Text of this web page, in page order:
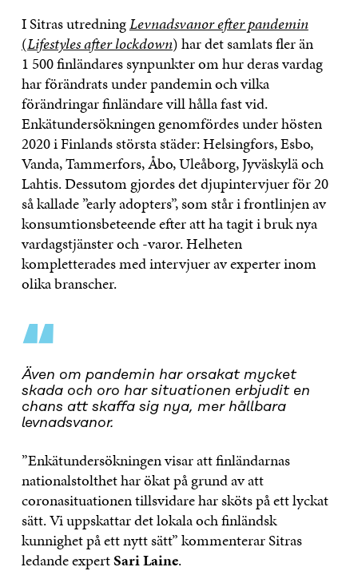
I Sitras utredningLevnadsvanor efter pandemin
(Lifestyles after lockdown) har det samlats fler än
1 500 finländares synpunkter om hur deras vardag
har förändrats under pandemin och vilka
förändringar finländare vill hålla fast vid.
Enkätundersökningen genomfördes under hösten
2020 i Finlands största städer: Helsingfors, Esbo,
Vanda, Tammerfors, Åbo, Uleåborg, Jyväskylä och
Lahtis. Dessutom gjordes det djupintervjuer för 20
så kallade ”early adopters”, som står i frontlinjen av
konsumtionsbeteende efter att ha tagit i bruk nya
vardagstjänster och -varor. Helheten
kompletterades med intervjuer av experter inom
olika branscher.
“
Även om pandemin har orsakat mycket
skada och oro har situationen erbjudit en
chans att skaffa sig nya, mer hållbara
levnadsvanor.
”Enkätundersökningen visar att finländarnas
nationalstolthet har ökat på grund av att
coronasituationen tillsvidare har sköts på ett lyckat
sätt. Vi uppskattar det lokala och finländsk
kunnighet på ett nytt sätt” kommenterar Sitras
ledande expertSari Laine.